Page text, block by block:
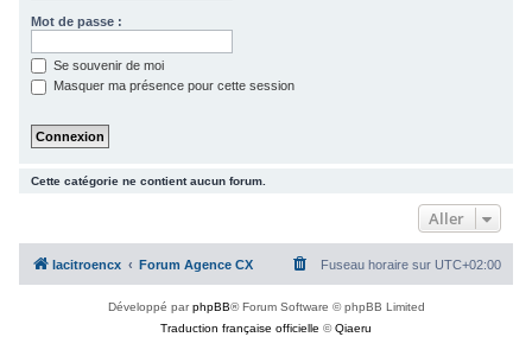
Mot de passe :
Se souvenir de moi
Masquer ma présence pour cette session
Cette catégorie ne contient aucun forum.
Aller
lacitroencx Forum Agence CX Fuseau horaire sur UTC+02:00
Développé parphpBB® Forum Software © phpBB Limited
Traduction française officielle ©Qiaeru